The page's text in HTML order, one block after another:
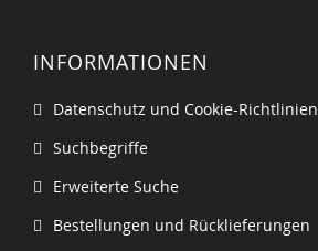
INFORMATIONEN
Datenschutz und Cookie-Richtlinien
Suchbegriffe
Erweiterte Suche
Bestellungen und Rücklieferungen